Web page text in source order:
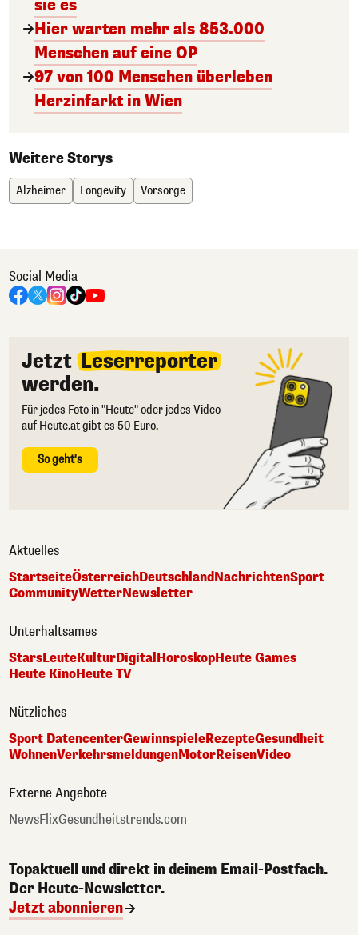
sie es
Hier warten mehr als 853.000
Menschen auf eine OP
97 von 100 Menschen überleben
Herzinfarkt in Wien
Weitere Storys
Alzheimer Longevity Vorsorge
Social Media
Jetzt Leserreporter
werden.
Für jedes Foto in "Heute" oder jedes Video
auf Heute.at gibt es 50 Euro.
So geht's
Aktuelles
StartseiteÖsterreichDeutschlandNachrichtenSport
CommunityWetterNewsletter
Unterhaltsames
StarsLeuteKulturDigitalHoroskopHeute Games
Heute KinoHeute TV
Nützliches
Sport DatencenterGewinnspieleRezepteGesundheit
WohnenVerkehrsmeldungenMotorReisenVideo
Externe Angebote
NewsFlixGesundheitstrends.com
Topaktuell und direkt in deinem Email-Postfach.
Der Heute-Newsletter.
Jetzt abonnieren